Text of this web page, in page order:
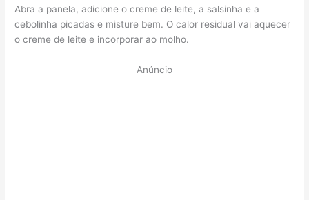
Abra a panela, adicione o creme de leite, a salsinha e a
cebolinha picadas e misture bem. O calor residual vai aquecer
o creme de leite e incorporar ao molho.
Anúncio